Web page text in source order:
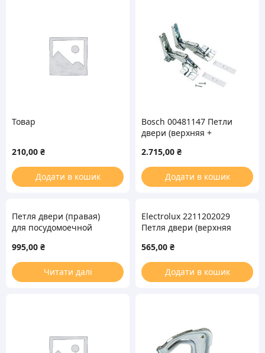
Товар
210,00 ₴
Додати в кошик
Bosch 00481147 Петли
двери (верхняя +
холодильника
2.715,00 ₴
Додати в кошик
Петля двери (правая)
для посудомоечной
C00538167
995,00 ₴
Читати далі
Electrolux 2211202029
Петля двери (верхняя
для холодильника
565,00 ₴
Додати в кошик